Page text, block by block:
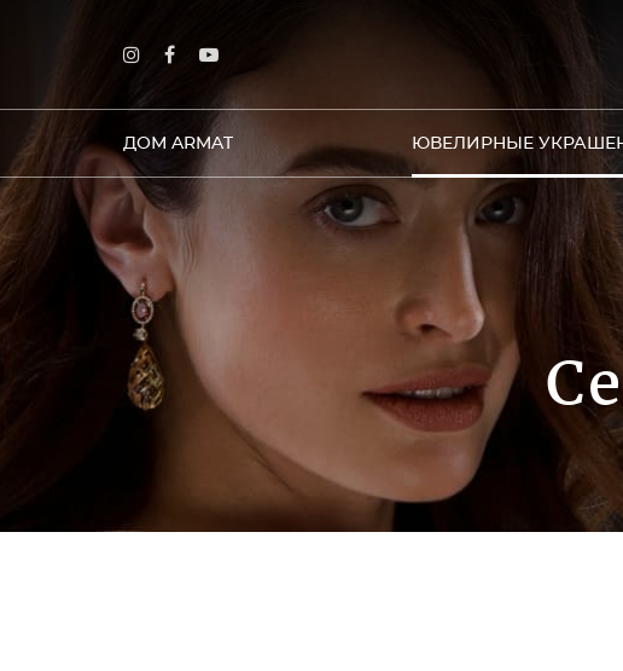
ДОМ ARMAT ЮВЕЛИРНЫЕ